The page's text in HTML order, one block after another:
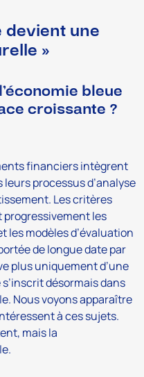
devient une
»
bleue
croissante ?
financiers intègrent
processus d’analyse
Les critères
les
les modèles d’évaluation
de longue date par
plus uniquement d’une
désormais dans
Nous voyons apparaître
à ces sujets.
mais la